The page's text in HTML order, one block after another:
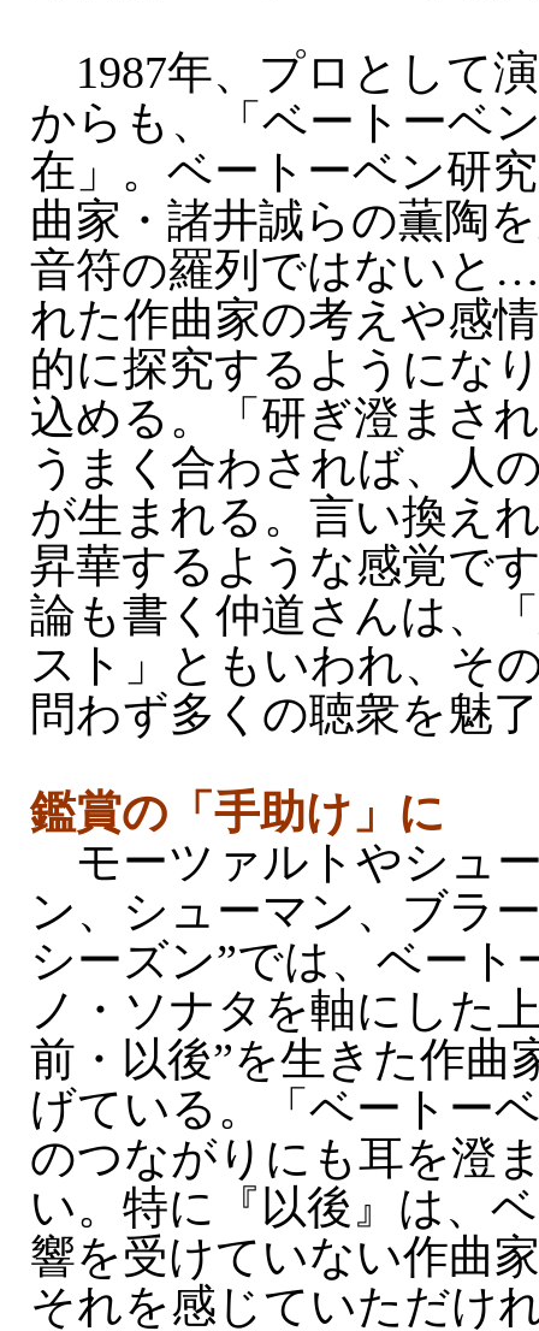
1987年、プロとして
からも、「ベートーベ
在」。ベートーベン研
曲家・諸井誠らの薫陶
音符の羅列ではないと
れた作曲家の考えや感
的に探究するようにな
込める。「研ぎ澄まさ
うまく合わされば、人
が生まれる。言い換え
昇華するような感覚で
論も書く仲道さんは、
スト」ともいわれ、そ
問わず多くの聴衆を魅
鑑賞の「手助け」に
モーツァルトやシュ
ン、シューマン、ブラ
シーズン”では、ベート
ノ・ソナタを軸にした
前・以後”を生きた作曲
げている。「ベートー
のつながりにも耳を澄
い。特に『以後』は、
響を受けていない作曲
それを感じていただけ